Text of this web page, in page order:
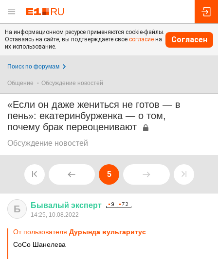
На информационном ресурсе применяются cookie-файлы.
Оставаясь на сайте, вы подтверждаете свое согласие на
их использование.
Согласен
Поиск по форумам
Общение Обсуждение новостей
«Если он даже жениться не готов — в
пень»: екатеринбурженка — о том,
почему брак переоценивают
Обсуждение новостей
5
Б Бывалый эксперт
14:25, 10.08.2022
От пользователя Дурында вульгаритус
CoCo Шанелева